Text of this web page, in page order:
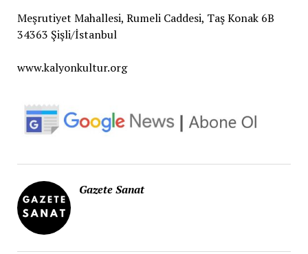
Meşrutiyet Mahallesi, Rumeli Caddesi, Taş Konak 6B
34363 Şişli/İstanbul
www.kalyonkultur.org
Gazete Sanat